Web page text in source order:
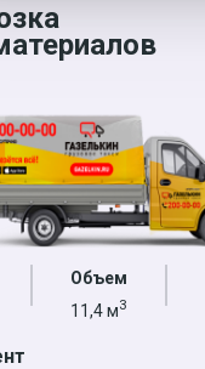
Объем
11,4 м3